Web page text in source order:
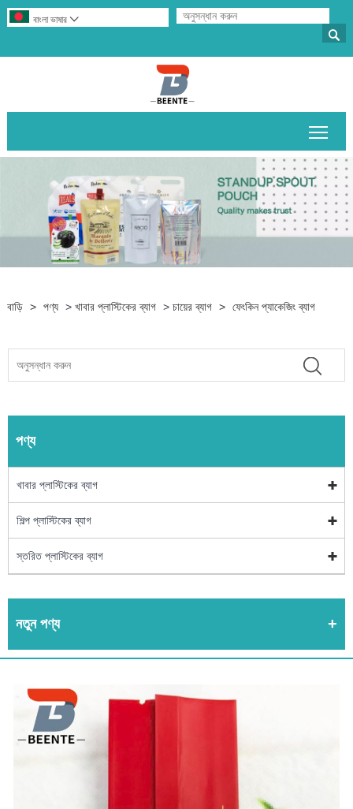

বাংলা ভাষার 
বাড়ি > পণ্য > খাবার প্লাস্টিকের ব্যাগ > চায়ের ব্যাগ > ফেংকিন প্যাকেজিং ব্যাগ
পণ্য
খাবার প্লাস্টিকের ব্যাগ
শিল্প প্লাস্টিকের ব্যাগ
স্তরিত প্লাস্টিকের ব্যাগ
নতুন পণ্য